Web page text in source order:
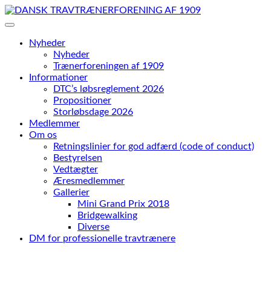
Skip
to
Nyheder
Nyheder
Trænerforeningen af 1909
Informationer
DTC’s løbsreglement 2026
Propositioner
Storløbsdage 2026
Medlemmer
Om os
Retningslinier for god adfærd (code of conduct)
Bestyrelsen
Vedtægter
Æresmedlemmer
Gallerier
Mini Grand Prix 2018
Bridgewalking
Diverse
DM for professionelle travtrænere